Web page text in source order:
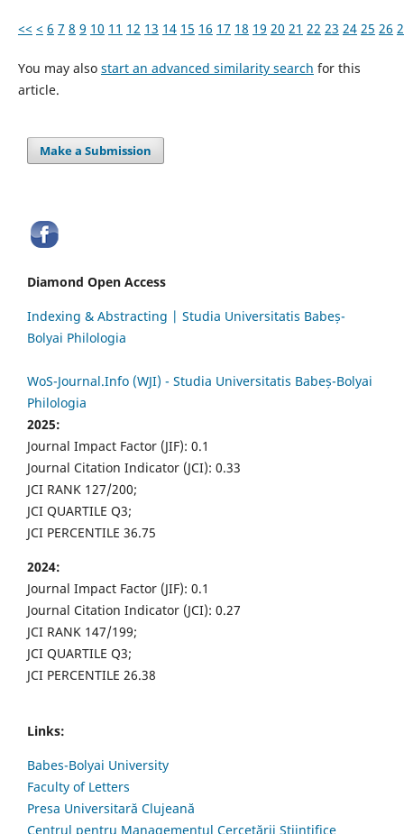
<< < 6 7 8 9 10 11 12 13 14 15 16 17 18 19 20 21 22 23 24 25 26
You may also start an advanced similarity search for this
article.
Make a Submission
Diamond Open Access
Indexing & Abstracting | Studia Universitatis Babeș-
Bolyai Philologia
WoS-Journal.Info (WJI) - Studia Universitatis Babeș-Bolyai
Philologia
2025:
Journal Impact Factor (JIF): 0.1
Journal Citation Indicator (JCI): 0.33
JCI RANK 127/200;
JCI QUARTILE Q3;
JCI PERCENTILE 36.75
2024:
Journal Impact Factor (JIF): 0.1
Journal Citation Indicator (JCI): 0.27
JCI RANK 147/199;
JCI QUARTILE Q3;
JCI PERCENTILE 26.38
Links:
Babes-Bolyai University
Faculty of Letters
Presa Universitară Clujeană
Centrul pentru Managementul Cercetării Științifice